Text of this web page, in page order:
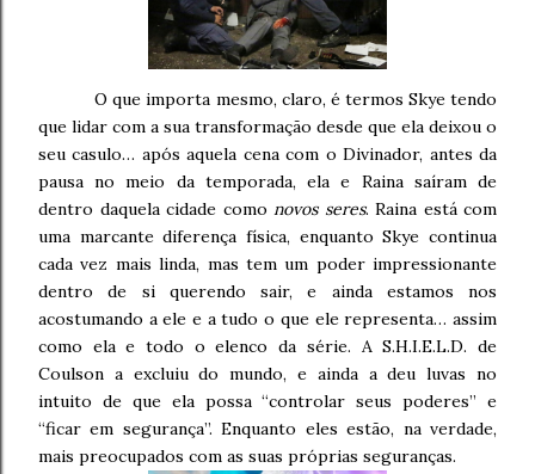
O que importa mesmo, claro, é termos Skye tendo
que lidar com a sua transformação desde que ela deixou o
seu casulo… após aquela cena com o Divinador, antes da
pausa no meio da temporada, ela e Raina saíram de
dentro daquela cidade como novos seres. Raina está com
uma marcante diferença física, enquanto Skye continua
cada vez mais linda, mas tem um poder impressionante
dentro de si querendo sair, e ainda estamos nos
acostumando a ele e a tudo o que ele representa… assim
como ela e todo o elenco da série. A S.H.I.E.L.D. de
Coulson a excluiu do mundo, e ainda a deu luvas no
intuito de que ela possa “controlar seus poderes” e
“ficar em segurança”. Enquanto eles estão, na verdade,
mais preocupados com as suas próprias seguranças.